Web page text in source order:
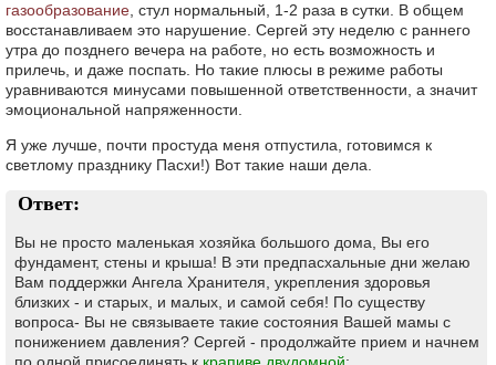
газообразование , стул нормальный, 1-2 раза в сутки. В общем
восстанавливаем это нарушение. Сергей эту неделю с раннего
утра до позднего вечера на работе, но есть возможность и
прилечь, и даже поспать. Но такие плюсы в режиме работы
уравниваются минусами повышенной ответственности, а значит
эмоциональной напряженности.
Я уже лучше, почти простуда меня отпустила, готовимся к
светлому празднику Пасхи!) Вот такие наши дела.
Ответ:
Вы не просто маленькая хозяйка большого дома, Вы его
фундамент, стены и крыша! В эти предпасхальные дни желаю
Вам поддержки Ангела Хранителя, укрепления здоровья
близких - и старых, и малых, и самой себя! По существу
вопроса- Вы не связываете такие состояния Вашей мамы с
понижением давления? Сергей - продолжайте прием и начнем